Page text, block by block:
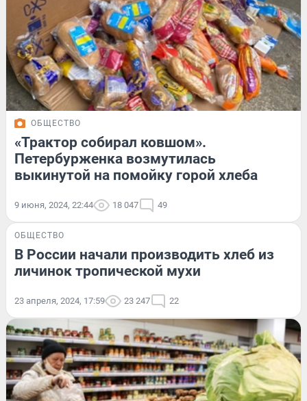
ОБЩЕСТВО
«Трактор собирал ковшом».
Петербурженка возмутилась
выкинутой на помойку горой хлеба
9 июня, 2024, 22:44 18 047 49
ОБЩЕСТВО
В России начали производить хлеб из
личинок тропической мухи
23 апреля, 2024, 17:59 23 247 22